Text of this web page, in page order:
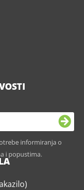
informiranja o
i popustima.